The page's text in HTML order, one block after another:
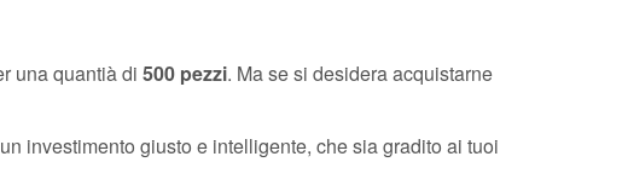
una quantià di 500 pezzi. Ma se si desidera acquistarne
investimento giusto e intelligente, che sia gradito ai tuoi